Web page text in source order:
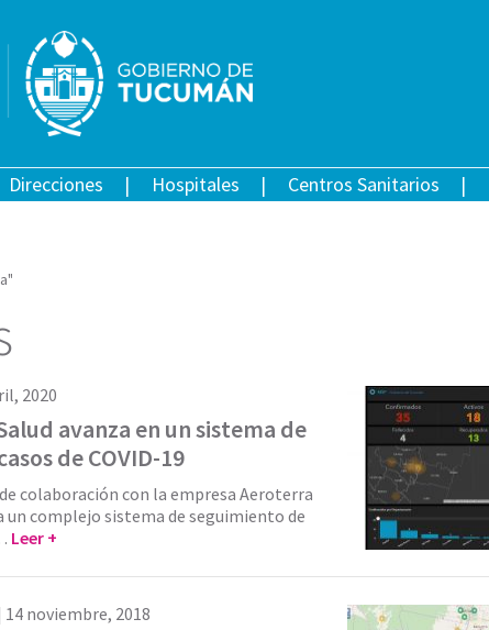
Direcciones Hospitales Centros Sanitarios
2020
avanza en un sistema de
de COVID-19
colaboración con la empresa Aeroterra
un complejo sistema de seguimiento de
Leer +
14 noviembre, 2018